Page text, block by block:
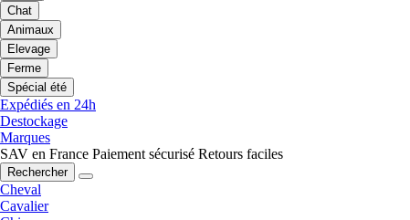
Chat
Animaux
Elevage
Ferme
Spécial été
Expédiés en 24h
Destockage
Marques
SAV en France Paiement sécurisé Retours faciles
Rechercher
Cheval
Cavalier